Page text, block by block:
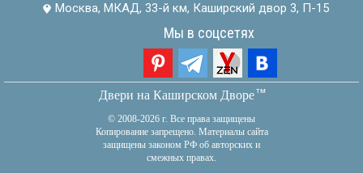
Москва, МКАД, 33-й км, Каширский двор 3, П-15
Мы в соцсетях
Двери на Каширском Дворетм
© 2008-2026 г. Все права защищены
Копирование запрещено. Материалы сайта
защищены законом РФ об авторских и
смежных правах.